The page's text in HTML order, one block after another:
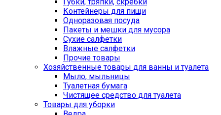
Губки, тряпки, скребки
Контейнеры для пищи
Одноразовая посуда
Пакеты и мешки для мусора
Сухие салфетки
Влажные салфетки
Прочие товары
Хозяйственные товары для ванны и туалета
Мыло, мыльницы
Туалетная бумага
Чистящее средство для туалета
Товары для уборки